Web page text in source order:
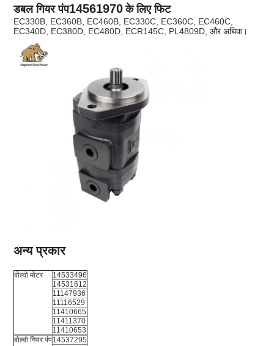
डबल गियर पंप14561970 के लिए फिट
EC330B, EC360B, EC460B, EC330C, EC360C, EC460C,
EC340D, EC380D, EC480D, ECR145C, PL4809D, और अधिक।
अन्य प्रकार
वोल्वो मोटर
14533496
14531612
11147936
11116529
11410665
11411370
11410653
वोल्वो गियर पंप14537295